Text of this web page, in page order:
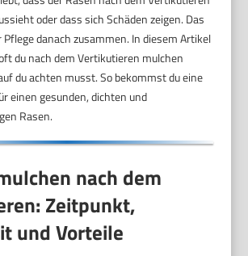
oder dass sich Schäden zeigen. Das
danach zusammen. In diesem Artikel
du nach dem Vertikutieren mulchen
du achten musst. So bekommst du eine
einen gesunden, dichten und
Rasen.
nach dem
Zeitpunkt,
und Vorteile